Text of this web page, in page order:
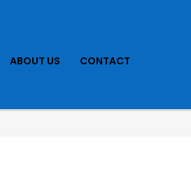
ABOUT US CONTACT